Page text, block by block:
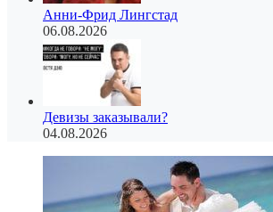
Анни-Фрид Лингстад
06.08.2026
Девизы заказывали?
04.08.2026